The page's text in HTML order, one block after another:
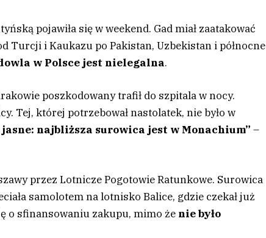
pojawiła się w weekend. Gad miał zaatakować
Turcji i Kaukazu po Pakistan, Uzbekistan i północne
w Polsce jest nielegalna.
poszkodowany trafił do szpitala w nocy.
Tej, której potrzebował nastolatek, nie było w
najbliższa surowica jest w Monachium”–
przez Lotnicze Pogotowie Ratunkowe. Surowica
samolotem na lotnisko Balice, gdzie czekał już
o sfinansowaniu zakupu, mimo że nie było